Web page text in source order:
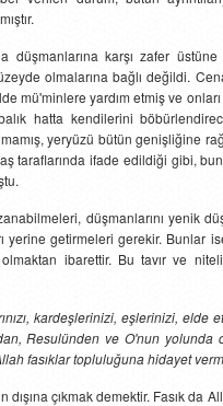
düşmanlarına karşı zafer
olmalarına bağlı değildi.
mü'minlere yardım etmiş ve
hatta kendilerini
yeryüzü bütün genişliğine
taraflarında ifade edildiği gibi,
düşmanlarını yenik
getirmeleri gerekir. Bunlar
ibarettir. Bu tavır ve
kardeşlerinizi, eşlerinizi,
Resulünden ve O'nun
fasıklar topluluğuna hidayet
dışına çıkmak demektir. Fasık da